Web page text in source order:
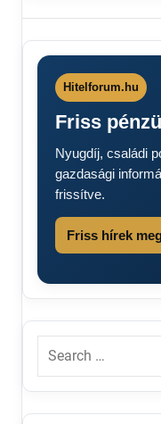
pénz
Hitelforum.hu
Friss
Nyugdíj, családi
gazdasági
frissítve.
Friss hírek
Search